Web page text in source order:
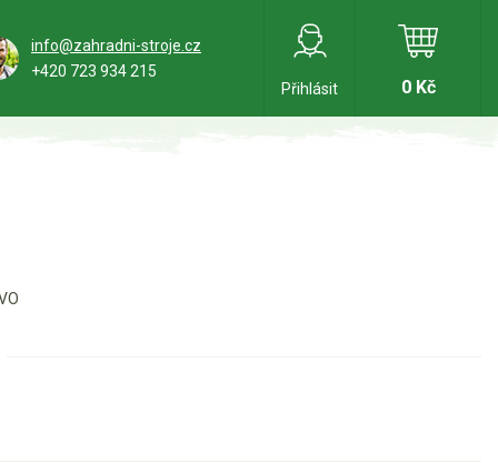
info@zahradni-stroje.cz
+420 723 934 215
Přihlásit
0 Kč